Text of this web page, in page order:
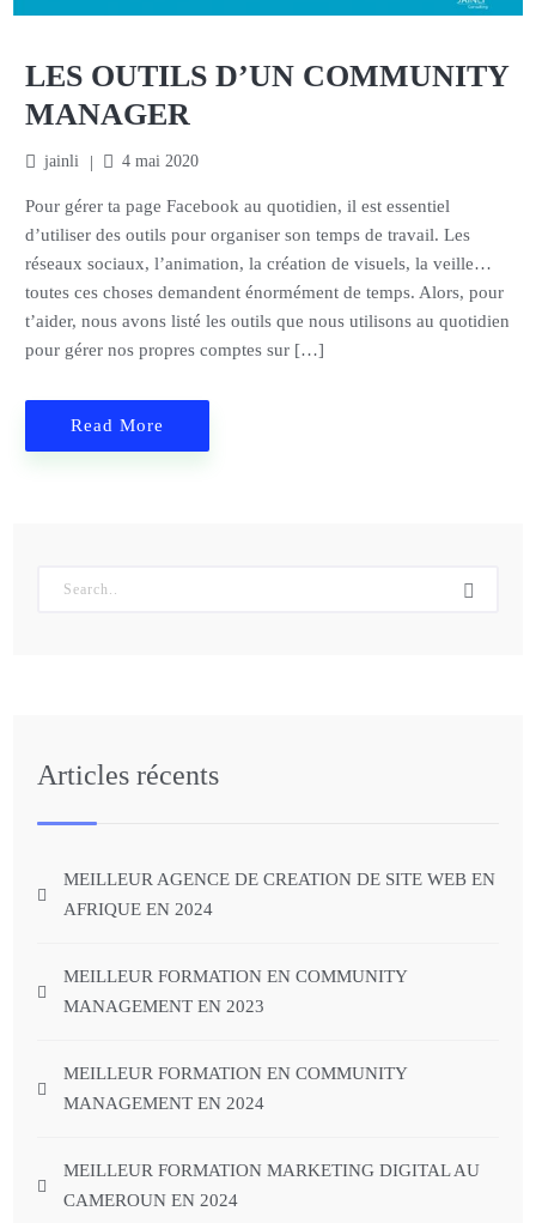
LES OUTILS D’UN COMMUNITY
MANAGER
jainli 4 mai 2020
Pour gérer ta page Facebook au quotidien, il est essentiel
d’utiliser des outils pour organiser son temps de travail. Les
réseaux sociaux, l’animation, la création de visuels, la veille…
toutes ces choses demandent énormément de temps. Alors, pour
t’aider, nous avons listé les outils que nous utilisons au quotidien
pour gérer nos propres comptes sur […]
Read More
Articles récents
MEILLEUR AGENCE DE CREATION DE SITE WEB EN
AFRIQUE EN 2024
MEILLEUR FORMATION EN COMMUNITY
MANAGEMENT EN 2023
MEILLEUR FORMATION EN COMMUNITY
MANAGEMENT EN 2024
MEILLEUR FORMATION MARKETING DIGITAL AU
CAMEROUN EN 2024